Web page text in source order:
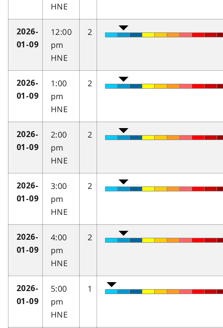
HNE
2026-
01-09
12:00
pm
HNE
2
2026-
01-09
1:00
pm
HNE
2
2026-
01-09
2:00
pm
HNE
2
2026-
01-09
3:00
pm
HNE
2
2026-
01-09
4:00
pm
HNE
2
2026-
01-09
5:00
pm
HNE
1